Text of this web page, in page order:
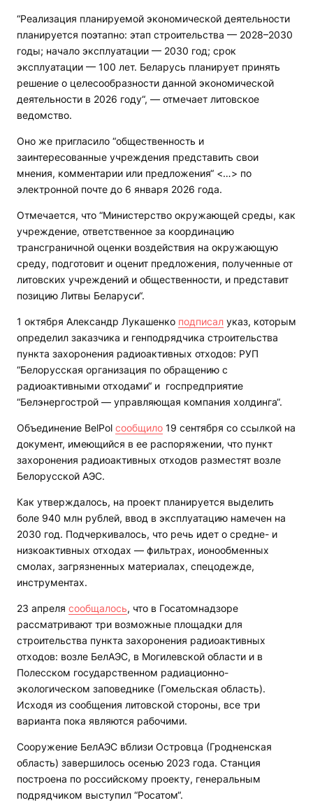
“Реализация планируемой экономической деятельности
планируется поэтапно: этап строительства — 2028–2030
годы; начало эксплуатации — 2030 год; срок
эксплуатации — 100 лет. Беларусь планирует принять
решение о целесообразности данной экономической
деятельности в 2026 году“, — отмечает литовское
ведомство.
Оно же пригласило “общественность и
заинтересованные учреждения представить свои
мнения, комментарии или предложения“ <…> по
электронной почте до 6 января 2026 года.
Отмечается, что “Министерство окружающей среды, как
учреждение, ответственное за координацию
трансграничной оценки воздействия на окружающую
среду, подготовит и оценит предложения, полученные от
литовских учреждений и общественности, и представит
позицию Литвы Беларуси“.
1 октября Александр Лукашенко подписал указ, которым
определил заказчика и генподрядчика строительства
пункта захоронения радиоактивных отходов: РУП
“Белорусская организация по обращению с
радиоактивными отходами“ и госпредприятие
“Белэнергострой — управляющая компания холдинга“.
Объединение BelPol сообщило 19 сентября со ссылкой на
документ, имеющийся в ее распоряжении, что пункт
захоронения радиоактивных отходов разместят возле
Белорусской АЭС.
Как утверждалось, на проект планируется выделить
боле 940 млн рублей, ввод в эксплуатацию намечен на
2030 год. Подчеркивалось, что речь идет о средне- и
низкоактивных отходах — фильтрах, ионообменных
смолах, загрязненных материалах, спецодежде,
инструментах.
23 апреля сообщалось, что в Госатомнадзоре
рассматривают три возможные площадки для
строительства пункта захоронения радиоактивных
отходов: возле БелАЭС, в Могилевской области и в
Полесском государственном радиационно-
экологическом заповеднике (Гомельская область).
Исходя из сообщения литовской стороны, все три
варианта пока являются рабочими.
Сооружение БелАЭС вблизи Островца (Гродненская
область) завершилось осенью 2023 года. Станция
построена по российскому проекту, генеральным
подрядчиком выступил “Росатом“.